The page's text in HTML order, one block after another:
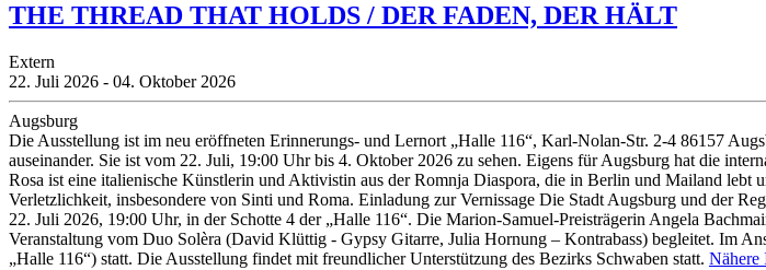
THE THREAD THAT HOLDS / DER FADEN, DER HÄLT
Extern
22. Juli 2026 - 04. Oktober 2026
Augsburg
Die Ausstellung ist im neu eröffneten Erinnerungs- und Lernort „Halle 116“, Karl-Nolan-Str. 2-4 86157
auseinander. Sie ist vom 22. Juli, 19:00 Uhr bis 4. Oktober 2026 zu sehen. Eigens für Augsburg hat die
Rosa ist eine italienische Künstlerin und Aktivistin aus der Romnja Diaspora, die in Berlin und Mailand
Verletzlichkeit, insbesondere von Sinti und Roma. Einladung zur Vernissage Die Stadt Augsburg und der
22. Juli 2026, 19:00 Uhr, in der Schotte 4 der „Halle 116“. Die Marion-Samuel-Preisträgerin Angela
Veranstaltung vom Duo Solèra (David Klüttig - Gypsy Gitarre, Julia Hornung – Kontrabass) begleitet. Im
„Halle 116“) statt. Die Ausstellung findet mit freundlicher Unterstützung des Bezirks Schwaben statt. Nähere